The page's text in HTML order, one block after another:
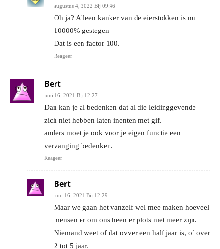
augustus 4, 2022 Bij 09:46
Oh ja? Alleen kanker van de eierstokken is nu
10000% gestegen.
Dat is een factor 100.
Reageer
Bert
juni 16, 2021 Bij 12:27
Dan kan je al bedenken dat al die leidinggevende
zich niet hebben laten inenten met gif.
anders moet je ook voor je eigen functie een
vervanging bedenken.
Reageer
Bert
juni 16, 2021 Bij 12:29
Maar we gaan het vanzelf wel mee maken hoeveel
mensen er om ons heen er plots niet meer zijn.
Niemand weet of dat ovver een half jaar is, of over
2 tot 5 jaar.